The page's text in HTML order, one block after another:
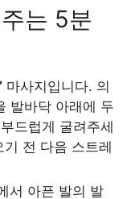
는 5분
마사지입니다. 의
발바닥 아래에 두
드럽게 굴려주세
전 다음 스트레
서 아픈 발의 발